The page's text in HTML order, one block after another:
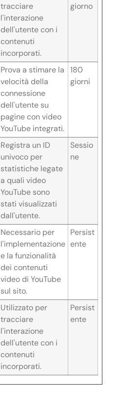
tracciare
l'interazione
dell'utente con i
contenuti
incorporati.
giorno
Prova a stimare la
velocità della
connessione
dell'utente su
pagine con video
YouTube integrati.
180
giorni
Registra un ID
univoco per
statistiche legate
a quali video
YouTube sono
stati visualizzati
dall'utente.
Sessio
ne
Necessario per
l'implementazione
e la funzionalità
dei contenuti
video di YouTube
sul sito.
Persist
ente
Utilizzato per
tracciare
l'interazione
dell'utente con i
contenuti
incorporati.
Persist
ente